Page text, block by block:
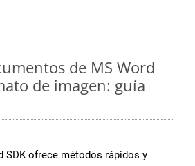
de MS Word
de imagen: guía
SDK ofrece métodos rápidos y